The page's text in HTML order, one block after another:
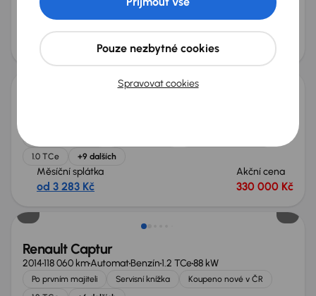
+8 dalších
Měsíční splátka
od 2 104 Kč
Akční cena
210 000 Kč
1.0 TCe
+9 dalších
Měsíční splátka
od 3 283 Kč
Akční cena
330 000 Kč
Renault Captur
2014118 060 kmAutomatBenzín1.2 TCe88 kW
Po prvním majiteli Servisní knížka
Koupeno nové v ČR
Spravovat cookies
Pouze nezbytné cookies